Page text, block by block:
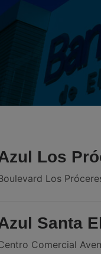
Los
Los
Santa
Comercial